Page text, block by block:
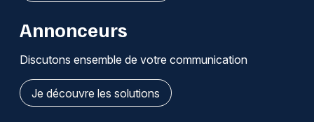
Annonceurs
Discutons ensemble de votre communication
Je découvre les solutions